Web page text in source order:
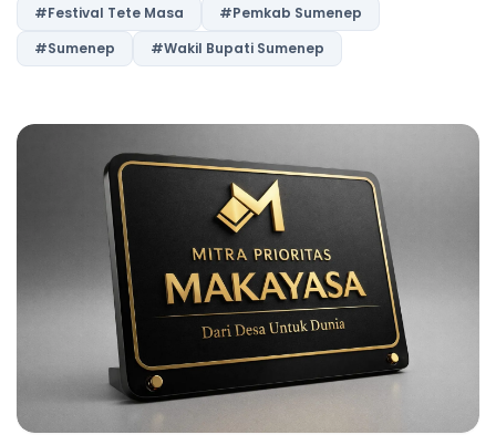
#Festival Tete Masa
#Pemkab Sumenep
#Sumenep
#Wakil Bupati Sumenep